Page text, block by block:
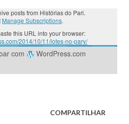
posts from Histórias do Pari.
Manage Subscriptions.
this URL into your browser:
2014/10/11/lotes-no-pary/
com WordPress.com
COMPARTILHAR